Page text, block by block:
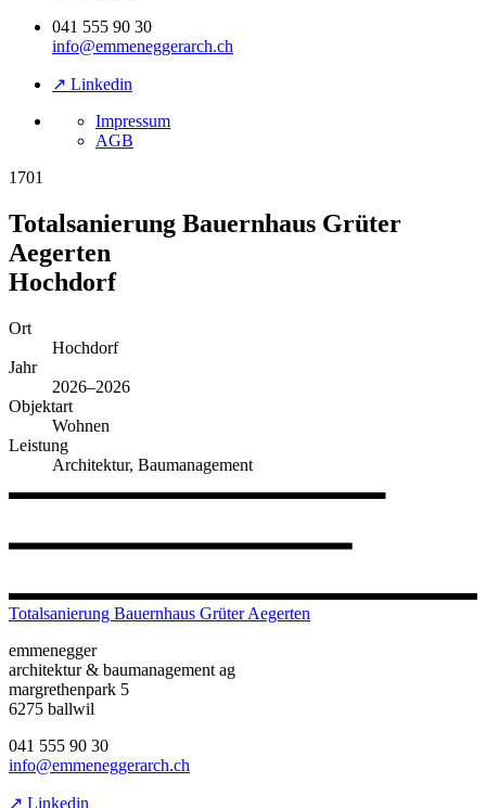
041 555 90 30
info@emmeneggerarch.ch
↗ Linkedin
Impressum
AGB
1701
Totalsanierung Bauernhaus Grüter
Aegerten
Hochdorf
Ort
Hochdorf
Jahr
2026–2026
Objektart
Wohnen
Leistung
Architektur, Baumanagement
Totalsanierung Bauernhaus Grüter Aegerten
emmenegger
architektur & baumanagement ag
margrethenpark 5
6275 ballwil
041 555 90 30
info@emmeneggerarch.ch
↗ Linkedin